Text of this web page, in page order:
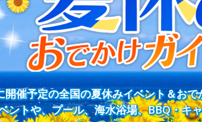
開催予定の全国の夏休みイベント＆お
ントや、プール、海水浴場、BBQ・キ